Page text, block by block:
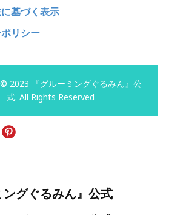
基づく表示
リシー
2023 『グルーミングぐるみん』公
式. All Rights Reserved
ングぐるみん』公式